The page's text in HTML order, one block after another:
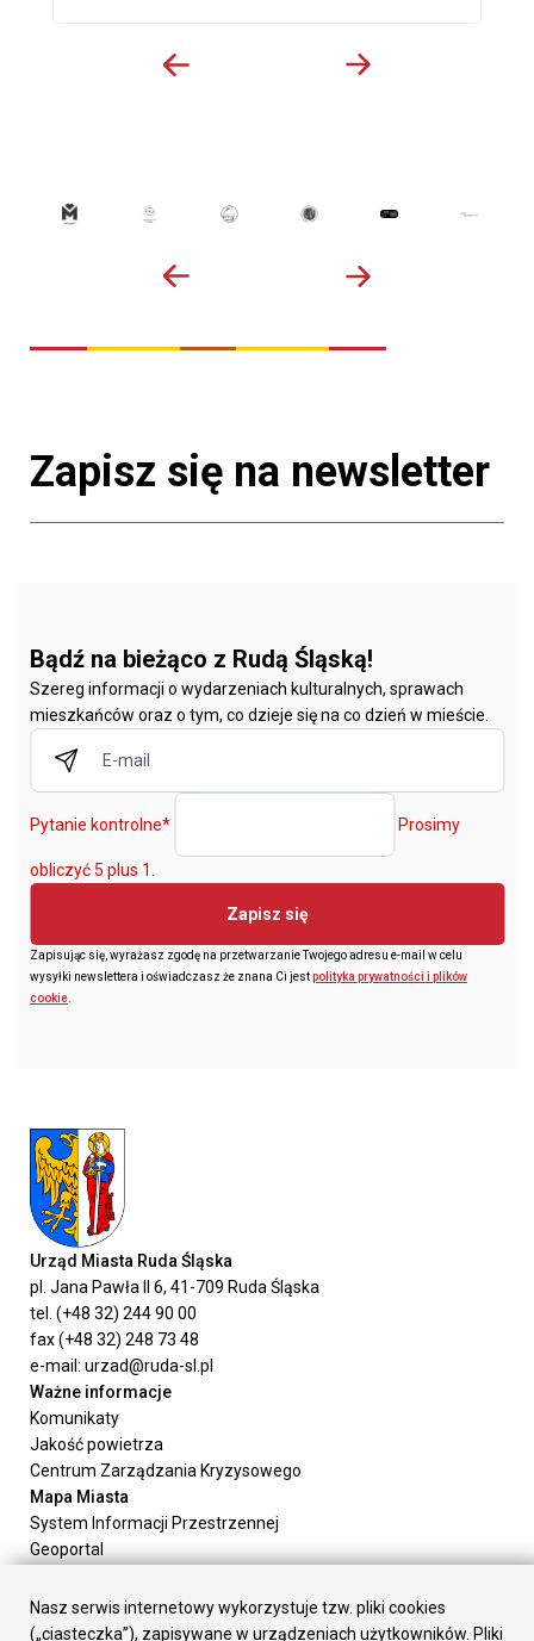
Zapisz się na newsletter
Bądź na bieżąco z Rudą Śląską!
Szereg informacji o wydarzeniach kulturalnych, sprawach
mieszkańców oraz o tym, co dzieje się na co dzień w mieście.
Pytanie kontrolne* Prosimy
obliczyć 5 plus 1.
Zapisz się
Zapisując się, wyrażasz zgodę na przetwarzanie Twojego adresu e-mail w celu
wysyłki newslettera i oświadczasz że znana Ci jestpolityka prywatności i plików
cookie.
Urząd Miasta Ruda Śląska
pl. Jana Pawła II 6, 41-709 Ruda Śląska
tel. (+48 32) 244 90 00
fax (+48 32) 248 73 48
e-mail: urzad@ruda-sl.pl
Ważne informacje
Komunikaty
Jakość powietrza
Centrum Zarządzania Kryzysowego
Mapa Miasta
System Informacji Przestrzennej
Geoportal
Załatw sprawę
Prezydent Miasta
Nasz serwis internetowy wykorzystuje tzw. pliki cookies
(„ciasteczka”), zapisywane w urządzeniach użytkowników. Pliki